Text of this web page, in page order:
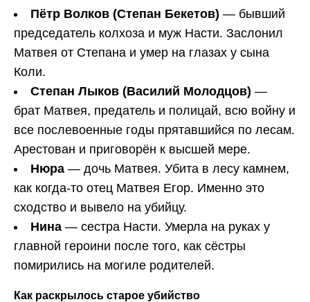
Пётр Волков (Степан Бекетов) — бывший
председатель колхоза и муж Насти. Заслонил
Матвея от Степана и умер на глазах у сына
Коли.
Степан Лыков (Василий Молодцов) —
брат Матвея, предатель и полицай, всю войну и
все послевоенные годы прятавшийся по лесам.
Арестован и приговорён к высшей мере.
Нюра — дочь Матвея. Убита в лесу камнем,
как когда-то отец Матвея Егор. Именно это
сходство и вывело на убийцу.
Нина — сестра Насти. Умерла на руках у
главной героини после того, как сёстры
помирились на могиле родителей.
Как раскрылось старое убийство